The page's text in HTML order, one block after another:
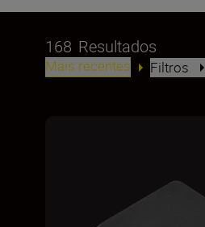
168 Resultados
Mais recentes Filtros